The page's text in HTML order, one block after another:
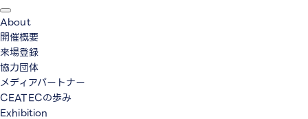
About
開催概要
来場登録
協力団体
メディアパートナー
CEATECの歩み
Exhibition